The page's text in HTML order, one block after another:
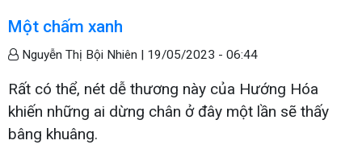
Một chấm xanh
Nguyễn Thị Bội Nhiên | 19/05/2023 - 06:44
Rất có thể, nét dễ thương này của Hướng Hóa
khiến những ai dừng chân ở đây một lần sẽ thấy
bâng khuâng.